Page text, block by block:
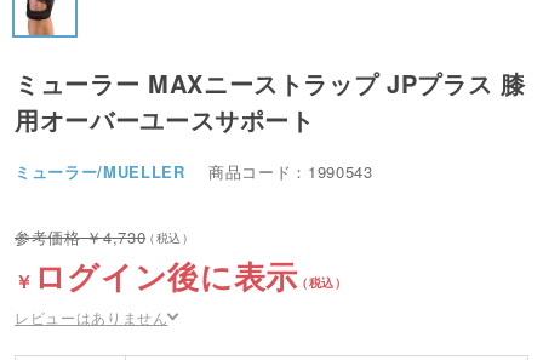
ミューラー MAXニーストラップ JPプラス 膝
用オーバーユースサポート
ミューラー/MUELLER 商品コード：1990543
4,730
ログイン後に表示
レビューはありません